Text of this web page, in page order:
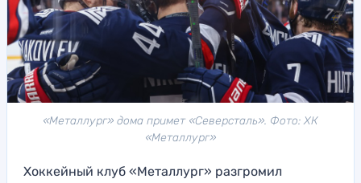
«Металлург» дома примет «Северсталь». Фото: ХК
«Металлург»
Хоккейный клуб «Металлург» разгромил